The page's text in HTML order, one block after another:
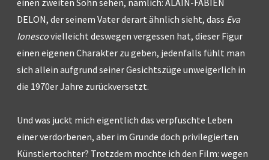
DELON, der seinem Vater derart ähnlich sieht, dass Eva
Ionescovielleicht deswegen vergessen hat, dieser Figur
einen eigenen Charakter zu geben, jedenfalls fühlt man
sich allein aufgrund seiner Gesichtszüge unweigerlich in
die 1970er Jahre zurückversetzt.
Und was juckt mich eigentlich das verpfuschte Leben
einer verdorbenen, aber im Grunde doch privilegierten
Künstlertochter? Trotzdem mochte ich den Film: wegen